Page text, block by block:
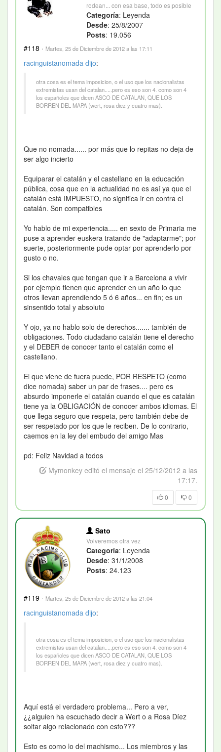
rodean... con esa base, todo es posible
Categoría: Leyenda
Desde: 25/8/2007
Posts: 19.056
#118 · Martes, 25 de Diciembre de 2012 a las 17:11
racinguistanomada dijo:
otra cosa es el tema imposicion, o el uso que los nacionalistas
extremistas usan del catalan.....pero es eso son 4. como son 4
los españoles que dicen ASCO DE CATALAN, QUE LOS
BORREN DEL MAPA (wert, rosa diez y cuatro mas).
Que no nomada...... por más que lo repitas no deja de
ser algo incierto
Equiparar el catalán y el castellano en la educación
pública, cosa que en la actualidad no es así ya que el
catalán está IMPUESTO, no significa ir en contra el
catalán. Son compatibles
Yo hablo de mi experiencia..... en sexto de Primaria me
puse a aprender euskera tratando de "adaptarme"; por
suerte, posteriormente pude optar por aprenderlo por
gusto o no.
Si los chavales que tengan que ir a Barcelona a vivir
por ejemplo tienen que aprender en un año lo que
otros llevan aprendiendo 5 ó 6 años... en fin; es un
sinsentido total y absoluto
Y ojo, ya no hablo solo de derechos....... también de
obligaciones. Todo ciudadano catalán tiene el derecho
y el DEBER de conocer tanto el catalán como el
castellano.
El que viene de fuera puede, POR RESPETO (como
dice nomada) saber un par de frases.... pero es
absurdo imponerle el catalán cuando el que es catalán
tiene ya la OBLIGACIÓN de conocer ambos idiomas. El
que llega seguro que respeta, pero también debe de
ser respetado por los que le reciben. De lo contrario,
caemos en la ley del embudo del amigo Mas
pd: Feliz Navidad a todos
Mymonkey editó el mensaje el 25/12/2012 a las
17:17.
0 0
Sato
Volveremos otra vez
Categoría: Leyenda
Desde: 31/1/2008
Posts: 24.123
#119 · Martes, 25 de Diciembre de 2012 a las 21:04
racinguistanomada dijo:
otra cosa es el tema imposicion, o el uso que los nacionalistas
extremistas usan del catalan.....pero es eso son 4. como son 4
los españoles que dicen ASCO DE CATALAN, QUE LOS
BORREN DEL MAPA (wert, rosa diez y cuatro mas).
Aquí está el verdadero problema... Pero a ver,
¿¿alguien ha escuchado decir a Wert o a Rosa Díez
soltar algo relacionado con esto???
Esto es como lo del machismo... Los miembros y las